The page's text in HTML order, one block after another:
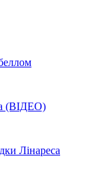
(ВІДЕО)
Лінареса